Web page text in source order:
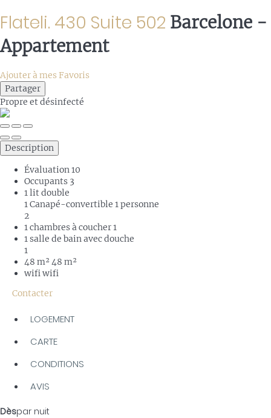
Flateli. 430 Suite 502 Barcelone -
Appartement
Ajouter à mes Favoris
Partager
Propre et désinfecté
Description
Évaluation10
Occupants 3
1 lit double
1 Canapé-convertible 1 personne
2
1 chambres à coucher1
1 salle de bain avec douche
1
48 m²48 m²
wifiwifi
Contacter
LOGEMENT
CARTE
CONDITIONS
AVIS
Dèspar nuit